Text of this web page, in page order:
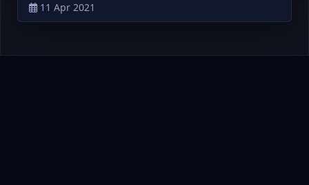
11 Apr 2021